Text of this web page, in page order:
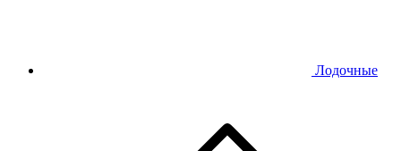
Лодочные